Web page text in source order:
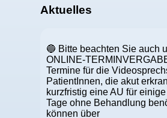
Aktuelles
🔵 Bitte beachten Sie auch
ONLINE-
Termine für die
PatientInnen, die akut
kurzfristig eine AU für
Tage ohne Behandlung
können über